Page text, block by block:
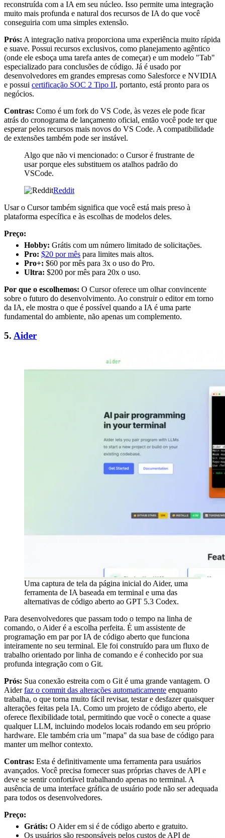
reconstruída com a IA em seu núcleo. Isso permite uma integração
muito mais profunda e natural dos recursos de IA do que você
conseguiria com uma simples extensão.
Prós: A integração nativa proporciona uma experiência muito rápida
e suave. Possui recursos exclusivos, como planejamento agêntico
(onde ele esboça uma tarefa antes de começar) e um modelo "Tab"
especializado para conclusões de código. Já é usado por
desenvolvedores em grandes empresas como Salesforce e NVIDIA
e possui certificação SOC 2 Tipo II, portanto, está pronto para os
negócios.
Contras: Como é um fork do VS Code, às vezes ele pode ficar
atrás do cronograma de lançamento oficial, então você pode ter que
esperar pelos recursos mais novos do VS Code. A compatibilidade
de extensões também pode ser instável.
Algo que não vi mencionado: o Cursor é frustrante de
usar porque eles substituem os atalhos padrão do
VSCode.
Reddit
Usar o Cursor também significa que você está mais preso à
plataforma específica e às escolhas de modelos deles.
Preço:
Hobby: Grátis com um número limitado de solicitações.
Pro: $20 por mês para limites mais altos.
Pro+: $60 por mês para 3x o uso do Pro.
Ultra: $200 por mês para 20x o uso.
Por que o escolhemos: O Cursor oferece um olhar convincente
sobre o futuro do desenvolvimento. Ao construir o editor em torno
da IA, ele mostra o que é possível quando a IA é uma parte
fundamental do ambiente, não apenas um complemento.
5. Aider
Uma captura de tela da página inicial do Aider, uma
ferramenta de IA baseada em terminal e uma das
alternativas de código aberto ao GPT 5.3 Codex.
Para desenvolvedores que passam todo o tempo na linha de
comando, o Aider é a escolha perfeita. É um assistente de
programação em par por IA de código aberto que funciona
inteiramente no seu terminal. Ele foi construído para um fluxo de
trabalho orientado por linha de comando e é conhecido por sua
profunda integração com o Git.
Prós: Sua conexão estreita com o Git é uma grande vantagem. O
Aiderfaz o commit das alterações automaticamente enquanto
trabalha, o que torna muito fácil revisar, testar e desfazer quaisquer
alterações feitas pela IA. Como um projeto de código aberto, ele
oferece flexibilidade total, permitindo que você o conecte a quase
qualquer LLM, incluindo modelos locais rodando em seu próprio
hardware. Ele também cria um "mapa" da sua base de código para
manter um melhor contexto.
Contras: Esta é definitivamente uma ferramenta para usuários
avançados. Você precisa fornecer suas próprias chaves de API e
deve se sentir confortável trabalhando apenas no terminal. A
ausência de uma interface gráfica de usuário pode não ser adequada
para todos os desenvolvedores.
Preço:
Grátis: O Aider em si é de código aberto e gratuito.
Os usuários são responsáveis pelos custos de API de